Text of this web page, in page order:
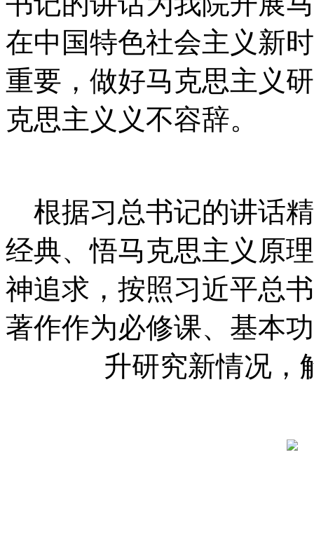
在中国特色社会主义新
重要，做好马克思主义
克思主义义不容辞。
根据习总书记的讲话
经典、悟马克思主义原
神追求，按照习近平总
著作作为必修课、基本
升研究新情况 ，